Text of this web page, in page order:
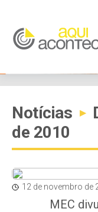
Notícias ▸
de 2010
12 de novembro de
MEC